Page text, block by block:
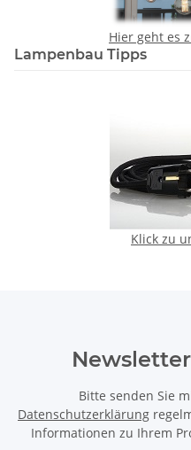
Hier geht es
Lampenbau Tipps
Klick zu
Bitte senden Sie
Datenschutzerklärung
Informationen zu Ihrem